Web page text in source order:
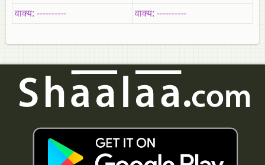
वाक्‍य: ----------
वाक्‍य: ----------